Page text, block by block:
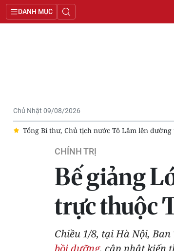
DANH MỤC
Chủ Nhật 09/08/2026
thư, Chủ tịch nước Tô Lâm lên đường thăm cấp
CHÍNH TRỊ
Bế giảng
trực thuộc
Chiều 1/8, tại Hà Nội,
bồi dưỡng, cập nhật kiến